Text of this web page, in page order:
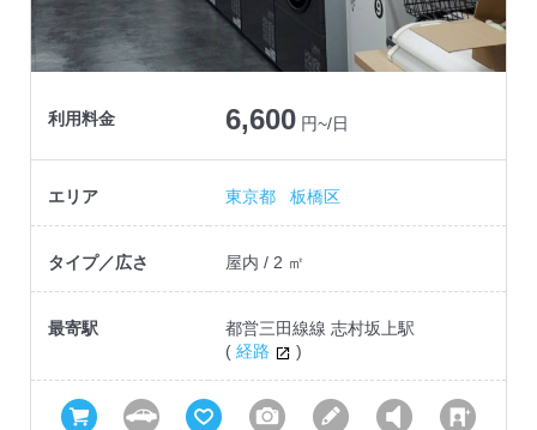
利用料金 6,600 円~/日
エリア 東京都 板橋区
タイプ／広さ 屋内 / 2 ㎡
最寄駅
都営三田線線 志村坂上駅
( 経路 )